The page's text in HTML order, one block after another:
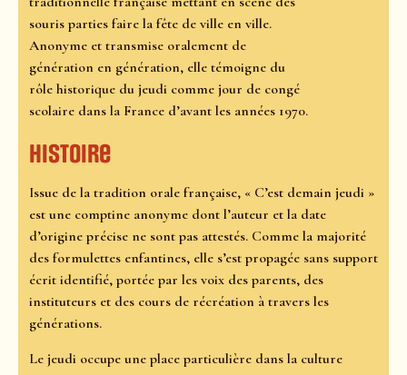
souris parties faire la fête de ville en ville.
Anonyme et transmise oralement de
génération en génération, elle témoigne du
rôle historique du jeudi comme jour de congé
scolaire dans la France d’avant les années 1970.
Histoire
Issue de la tradition orale française, « C’est demain jeudi »
est une comptine anonyme dont l’auteur et la date
d’origine précise ne sont pas attestés. Comme la majorité
des formulettes enfantines, elle s’est propagée sans support
écrit identifié, portée par les voix des parents, des
instituteurs et des cours de récréation à travers les
générations.
Le jeudi occupe une place particulière dans la culture